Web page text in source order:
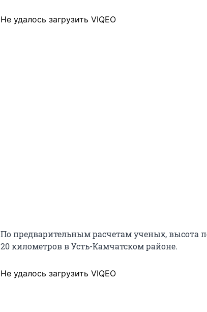
Не удалось загрузить VIQEO
По предварительным расчетам ученых, высота
20 километров в Усть-Камчатском районе.
Не удалось загрузить VIQEO